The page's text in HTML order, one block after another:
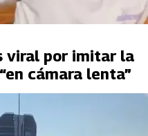
viral por imitar la
cámara lenta”